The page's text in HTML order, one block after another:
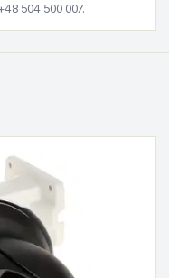
504 500 007.